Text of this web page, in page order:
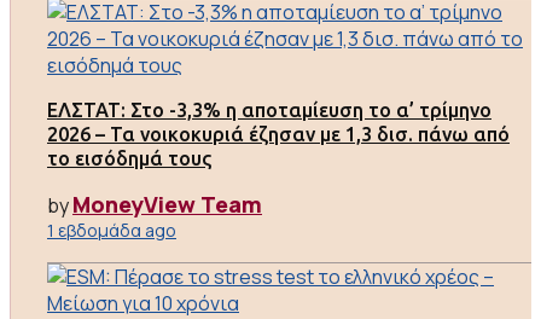
ΕΛΣΤΑΤ: Στο -3,3% η αποταμίευση το α’ τρίμηνο
2026 – Τα νοικοκυριά έζησαν με 1,3 δισ. πάνω από
το εισόδημά τους
byMoneyView Team
1 εβδομάδα ago